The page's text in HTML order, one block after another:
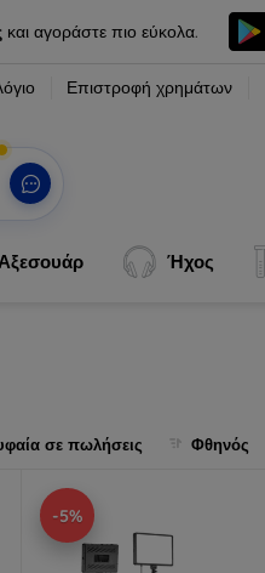
και αγοράστε πιο εύκολα.
Επιστροφή χρημάτων
Ήχος
σε πωλήσεις Φθηνός
-5%